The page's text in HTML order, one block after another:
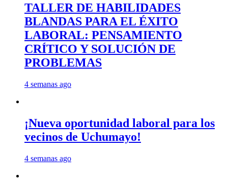
TALLER DE HABILIDADES
BLANDAS PARA EL ÉXITO
LABORAL: PENSAMIENTO
CRÍTICO Y SOLUCIÓN DE
PROBLEMAS
4 semanas ago
¡Nueva oportunidad laboral para los
vecinos de Uchumayo!
4 semanas ago